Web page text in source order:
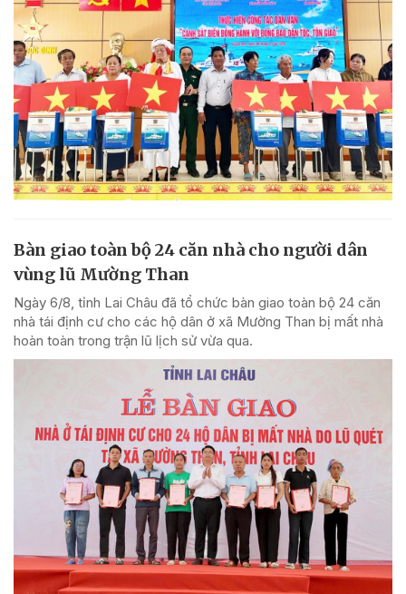
Bàn giao toàn bộ 24 căn nhà cho người dân
vùng lũ Mường Than
Ngày 6/8, tỉnh Lai Châu đã tổ chức bàn giao toàn bộ 24 căn
nhà tái định cư cho các hộ dân ở xã Mường Than bị mất nhà
hoàn toàn trong trận lũ lịch sử vừa qua.